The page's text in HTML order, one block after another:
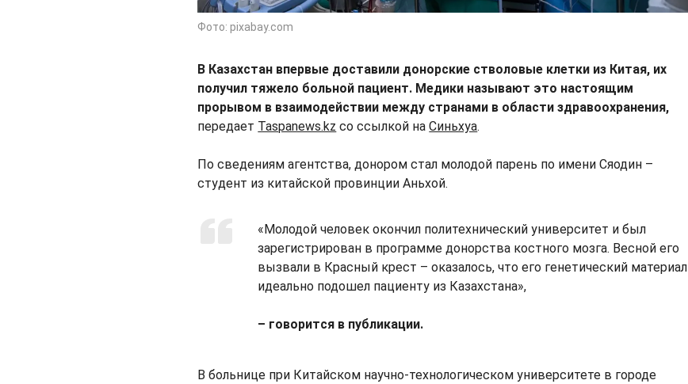
Фото: pixabay.com
В Казахстан впервые доставили донорские стволовые клетки из Китая, их
получил тяжело больной пациент. Медики называют это настоящим
прорывом в взаимодействии между странами в области здравоохранения,
передает Taspanews.kz со ссылкой наСиньхуа.
По сведениям агентства, донором стал молодой парень по имени Сяодин –
студент из китайской провинции Аньхой.
«Молодой человек окончил политехнический университет и был
зарегистрирован в программе донорства костного мозга. Весной его
вызвали в Красный крест – оказалось, что его генетический материал
идеально подошел пациенту из Казахстана»,
– говорится в публикации.
В больнице при Китайском научно-технологическом университете в городе